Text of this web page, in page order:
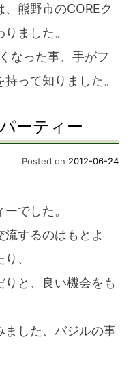
熊野市のCOREク
ました。
なった事、手がフ
って知りました。
ーティー
Posted on 2012-06-24
でした。
するのはもとよ
、
と、良い機会をも
ました、バジルの事